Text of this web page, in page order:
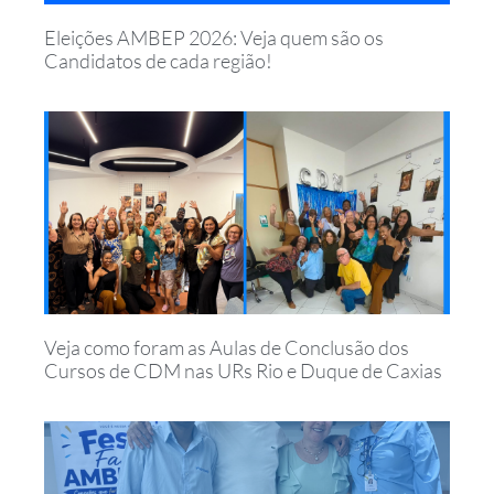
Eleições AMBEP 2026: Veja quem são os
Candidatos de cada região!
Veja como foram as Aulas de Conclusão dos
Cursos de CDM nas URs Rio e Duque de Caxias